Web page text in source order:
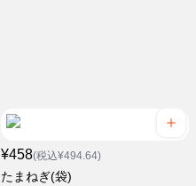
¥458(税込¥494.64)
たまねぎ(袋)